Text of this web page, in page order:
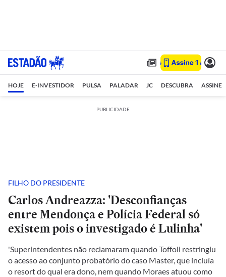
HOJE E-INVESTIDOR PULSA PALADAR JC DESCUBRA ASSINE
PUBLICIDADE
FILHO DO PRESIDENTE
Carlos Andreazza: 'Desconfianças
entre Mendonça e Polícia Federal só
existem pois o investigado é Lulinha'
'Superintendentes não reclamaram quando Toffoli restringiu
o acesso ao conjunto probatório do caso Master, que incluía
o resort do qual era dono, nem quando Moraes atuou como